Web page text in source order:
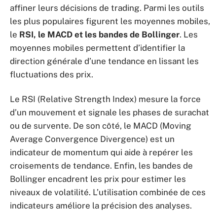
affiner leurs décisions de trading. Parmi les outils
les plus populaires figurent les moyennes mobiles,
le RSI, le MACD et les bandes de Bollinger. Les
moyennes mobiles permettent d’identifier la
direction générale d’une tendance en lissant les
fluctuations des prix.
Le RSI (Relative Strength Index) mesure la force
d’un mouvement et signale les phases de surachat
ou de survente. De son côté, le MACD (Moving
Average Convergence Divergence) est un
indicateur de momentum qui aide à repérer les
croisements de tendance. Enfin, les bandes de
Bollinger encadrent les prix pour estimer les
niveaux de volatilité. L’utilisation combinée de ces
indicateurs améliore la précision des analyses.